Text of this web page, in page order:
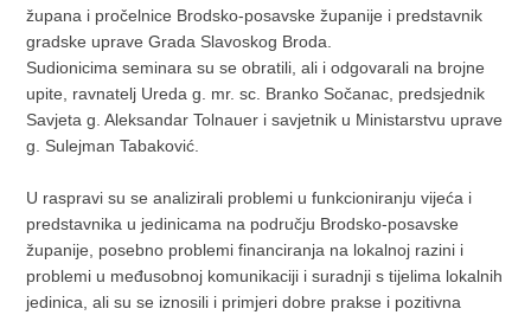
župana i pročelnice Brodsko-posavske županije i predstavnik
gradske uprave Grada Slavoskog Broda.
Sudionicima seminara su se obratili, ali i odgovarali na brojne
upite, ravnatelj Ureda g. mr. sc. Branko Sočanac, predsjednik
Savjeta g. Aleksandar Tolnauer i savjetnik u Ministarstvu uprave
g. Sulejman Tabaković.
U raspravi su se analizirali problemi u funkcioniranju vijeća i
predstavnika u jedinicama na području Brodsko-posavske
županije, posebno problemi financiranja na lokalnoj razini i
problemi u međusobnoj komunikaciji i suradnji s tijelima lokalnih
jedinica, ali su se iznosili i primjeri dobre prakse i pozitivna